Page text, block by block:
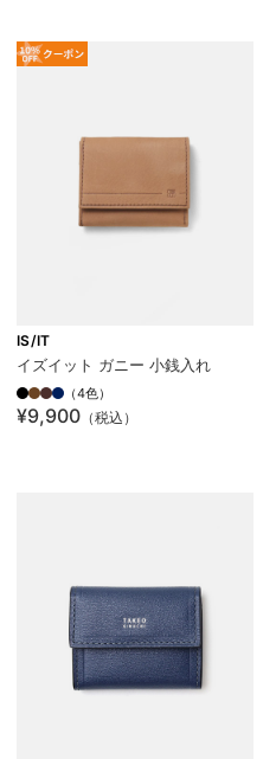
IS/IT
イズイット ガニー 小銭入れ
（4色）
¥9,900 （税込）